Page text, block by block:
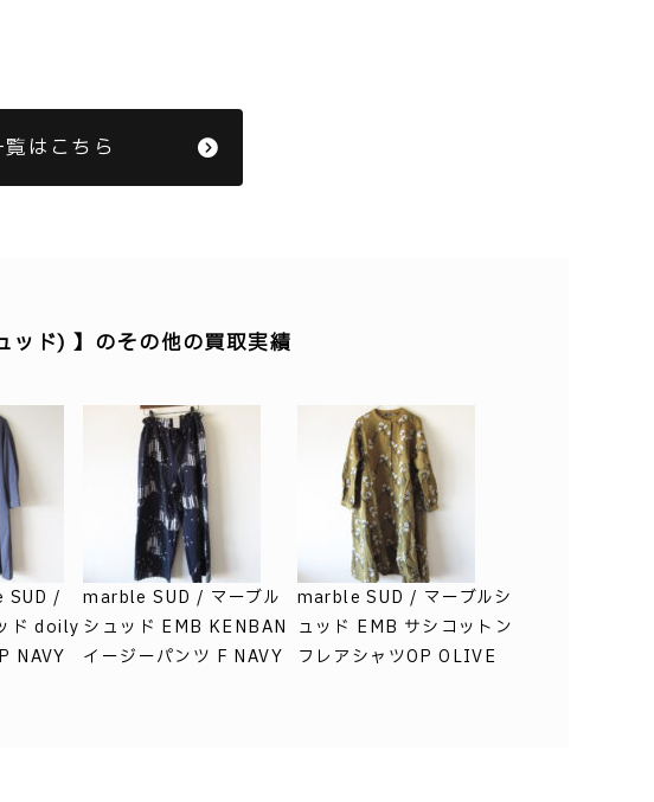
はこちら
ッド) 】のその他の買取実績
SUD /
ド doily
NAVY
marble SUD / マーブル
シュッド EMB KENBAN
イージーパンツ F NAVY
marble SUD / マーブルシ
ュッド EMB サシコットン
フレアシャツOP OLIVE